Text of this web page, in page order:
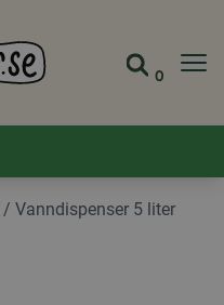
Gå til
Vis
0
/ Vanndispenser 5 liter